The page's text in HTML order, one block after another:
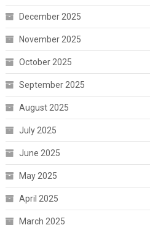
December 2025
November 2025
October 2025
September 2025
August 2025
July 2025
June 2025
May 2025
April 2025
March 2025